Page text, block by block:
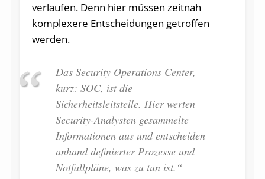
verlaufen. Denn hier müssen zeitnah
komplexere Entscheidungen getroffen
werden.
Das Security Operations Center,
kurz: SOC, ist die
Sicherheitsleitstelle. Hier werten
Security-Analysten gesammelte
Informationen aus und entscheiden
anhand definierter Prozesse und
Notfallpläne, was zu tun ist.“